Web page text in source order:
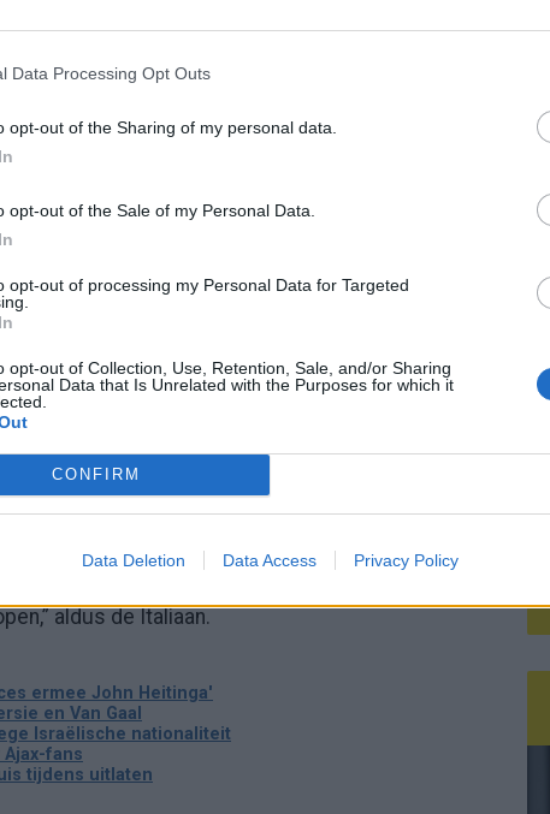
Data Processing Opt Outs
opt-out of the Sharing of my personal data.
opt-out of the Sale of my Personal Data.
opt-out of processing my Personal Data for Targeted
opt-out of Collection, Use, Retention, Sale, and/or Sharing
Data that Is Unrelated with the Purposes for which it
CONFIRM
Data Deletion Data Access Privacy Policy
de golven waren krachtig. Ik herhaalde haar dat
blijven liggen, en dat het over vijf minuten voorbij
tweede meisje
De reddingswerker kreeg het andere meisje niet
kon haar niet helpen, dus ik keerde meteen
“Ze verdween steeds, ging naar beneden en
ze al veel water binnen gekregen.” Stramaccioni
gebracht. “Ze was ervan overtuigd dat ze zou
strand
ook het tweede meisje veilig aan land te brengen.
aldus de Italiaan.
ermee John Heitinga'
en Van Gaal
Israëlische nationaliteit
fans
tijdens uitlaten